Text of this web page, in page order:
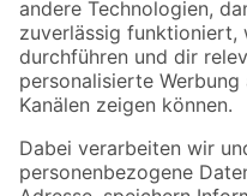
Zur Newsletter
Folge uns